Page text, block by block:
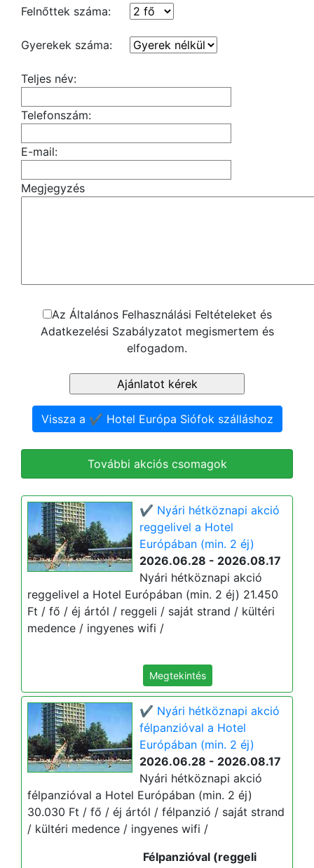
Felnőttek száma:
Gyerekek száma:
Teljes név:
Telefonszám:
E-mail:
Megjegyzés
Az Általános Felhasználási Feltételeket és
Adatkezelési Szabályzatot megismertem és
elfogadom.
Vissza a ✔️ Hotel Európa Siófok szálláshoz
További akciós csomagok
✔️ Nyári hétköznapi akció
reggelivel a Hotel
Európában (min. 2 éj)
2026.06.28 - 2026.08.17
Nyári hétköznapi akció
reggelivel a Hotel Európában (min. 2 éj) 21.450
Ft / fő / éj ártól / reggeli / saját strand / kültéri
medence / ingyenes wifi /
Megtekintés
✔️ Nyári hétköznapi akció
félpanzióval a Hotel
Európában (min. 2 éj)
2026.06.28 - 2026.08.17
Nyári hétköznapi akció
félpanzióval a Hotel Európában (min. 2 éj)
30.030 Ft / fő / éj ártól / félpanzió / saját strand
/ kültéri medence / ingyenes wifi /
Félpanzióval (reggeli